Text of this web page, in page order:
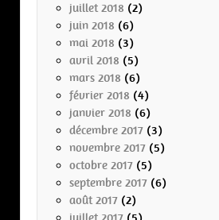
juillet 2018 (2)
juin 2018 (6)
mai 2018 (3)
avril 2018 (5)
mars 2018 (6)
février 2018 (4)
janvier 2018 (6)
décembre 2017 (3)
novembre 2017 (5)
octobre 2017 (5)
septembre 2017 (6)
août 2017 (2)